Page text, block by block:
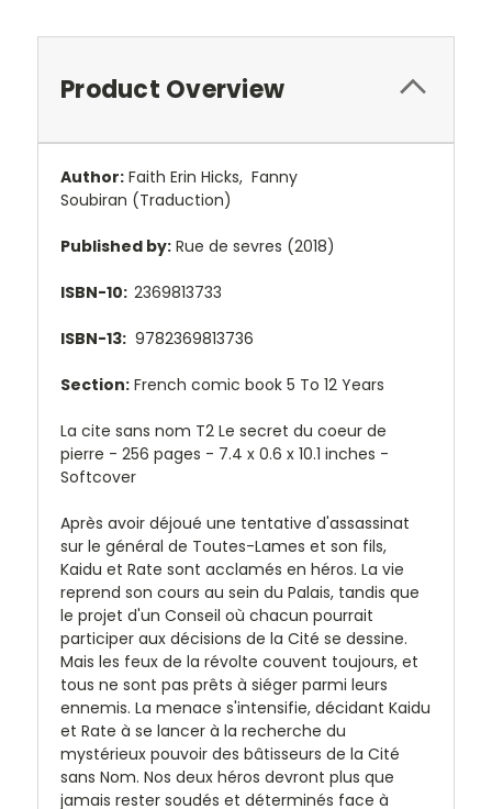
Product Overview
Author: Faith Erin Hicks, Fanny
Soubiran (Traduction)
Published by: Rue de sevres (2018)
ISBN-10: 2369813733
ISBN-13: 9782369813736
Section: French comic book 5 To 12 Years
La cite sans nom T2 Le secret du coeur de
pierre - 256 pages - 7.4 x 0.6 x 10.1 inches -
Softcover
Après avoir déjoué une tentative d'assassinat
sur le général de Toutes-Lames et son fils,
Kaidu et Rate sont acclamés en héros. La vie
reprend son cours au sein du Palais, tandis que
le projet d'un Conseil où chacun pourrait
participer aux décisions de la Cité se dessine.
Mais les feux de la révolte couvent toujours, et
tous ne sont pas prêts à siéger parmi leurs
ennemis. La menace s'intensifie, décidant Kaidu
et Rate à se lancer à la recherche du
mystérieux pouvoir des bâtisseurs de la Cité
sans Nom. Nos deux héros devront plus que
jamais rester soudés et déterminés face à